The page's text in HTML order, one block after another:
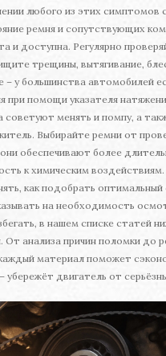
любого из этих симптомов
ремня и сопутствующих
и доступна. Регулярно
трещины, вытягивание,
у большинства автомобилей
при помощи указателя
советуют менять и помпу, а
Выбирайте ремни от
обеспечивают более
к химическим воздействиям.
как подобрать оптимальный
на необходимость
в нашем списке статей
От анализа причин поломки до
материал поможет
убережёт двигатель от